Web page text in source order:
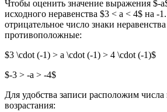
Чтобы оценить значение выражения $-
исходного неравенства $3 < a < 4$ на
отрицательное число знаки
противоположные:
$3 \cdot (-1) > a \cdot (-1) > 4 \cdot (-1)$
$-3 > -a > -4$
Для удобства записи расположим числа
возрастания: